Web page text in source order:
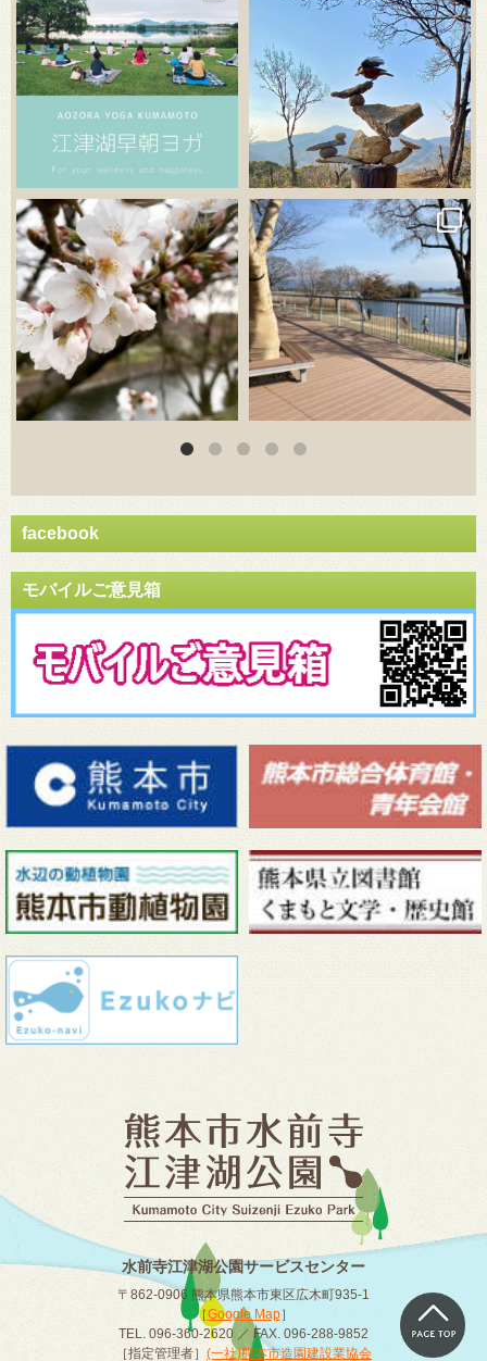
3月 20 3月 18
facebook
モバイルご意見箱
水前寺江津湖公園サービスセンター
〒862-0906 熊本県熊本市東区広木町935-1
［Google Map］
TEL. 096-360-2620 ／ FAX. 096-288-9852
［指定管理者］ (一社)熊本市造園建設業協会